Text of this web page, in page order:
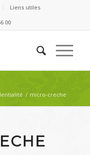
Liens utiles
00
/ micro-creche